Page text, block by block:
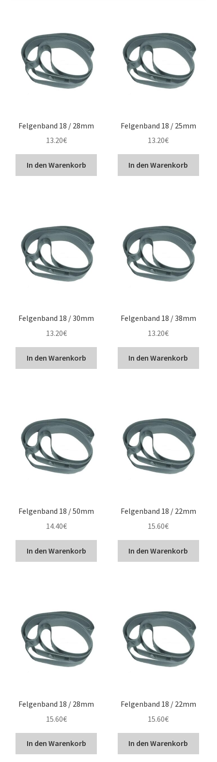
14″ Zoll
15″ Zoll
17″ Zoll
18″ Zoll
So bestellen Sie
ABC
öffnen
Felgenband 18 / 28mm
13.20€
In den Warenkorb
Felgenband 18 / 25mm
13.20€
In den Warenkorb
Felgenband 18 / 30mm
13.20€
In den Warenkorb
Felgenband 18 / 38mm
13.20€
In den Warenkorb
Felgenband 18 / 50mm
14.40€
In den Warenkorb
Felgenband 18 / 22mm
15.60€
In den Warenkorb
Felgenband 18 / 28mm
15.60€
In den Warenkorb
Felgenband 18 / 22mm
15.60€
In den Warenkorb